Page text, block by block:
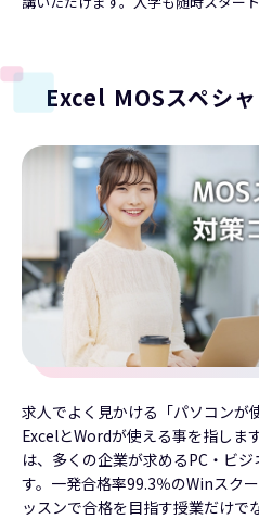
Excel MOSスペシ
求人でよく見かける「パソコンが
ExcelとWordが使える事を指しま
は、多くの企業が求めるPC・ビ
す。一発合格率99.3％のWinスク
ッスンで合格を目指す授業だけで